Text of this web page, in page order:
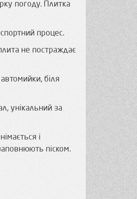
погоду. Плитка
процес.
не постраждає
біля
унікальний за
і
піском.